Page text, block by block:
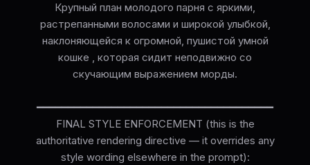
Крупный план молодого парня с яркими,
растрепанными волосами и широкой улыбкой,
наклоняющейся к огромной, пушистой умной
кошке , которая сидит неподвижно со
скучающим выражением морды.
━━━━━━━━━━━━━━━━━━━━━━━━━━━━━━━━━━━━━━
FINAL STYLE ENFORCEMENT (this is the
authoritative rendering directive — it overrides any
style wording elsewhere in the prompt):